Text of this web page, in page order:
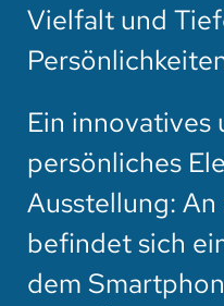
Vielfalt und
Ein innovatives
persönliches
Ausstellung:
befindet sich
dem